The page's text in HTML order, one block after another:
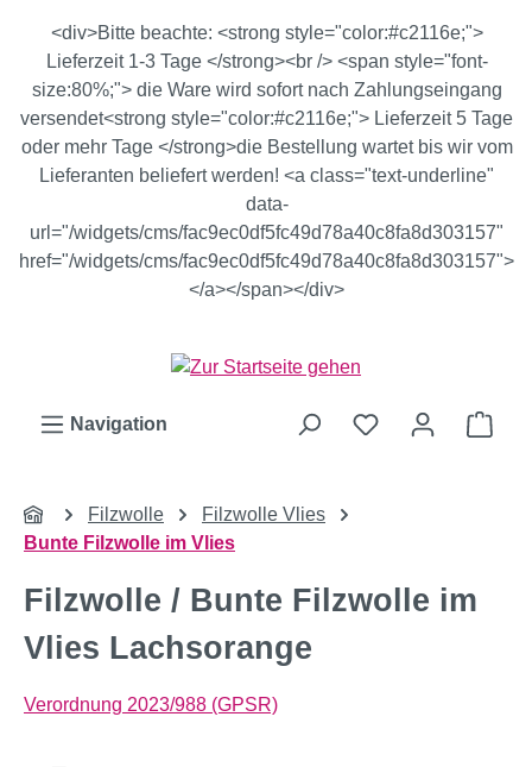
Zum Hauptinhalt springen
<div>Bitte beachte: <strong style="color:#c2116e;">
Lieferzeit 1-3 Tage </strong><br /> <span style="font-
size:80%;"> die Ware wird sofort nach Zahlungseingang
versendet<strong style="color:#c2116e;"> Lieferzeit 5 Tage
oder mehr Tage </strong>die Bestellung wartet bis wir vom
Lieferanten beliefert werden! <a class="text-underline"
data-
url="/widgets/cms/fac9ec0df5fc49d78a40c8fa8d303157"
href="/widgets/cms/fac9ec0df5fc49d78a40c8fa8d303157">
</a></span></div>
Navigation
Filzwolle
Filzwolle Vlies
Bunte Filzwolle im Vlies
Filzwolle / Bunte Filzwolle im
Vlies Lachsorange
Verordnung 2023/988 (GPSR)